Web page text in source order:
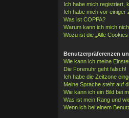
Ich habe mich registriert,
Ich habe mich vor einiger
Was ist COPPA?
Warum kann ich mich
Wozu ist die „Alle
Benutzerpräferenzen
Wie kann ich meine
Die Forenuhr geht falsch!
Ich habe die Zeitzone
Meine Sprache steht auf
Wie kann ich ein Bild bei
Was ist mein Rang und
Wenn ich bei einem